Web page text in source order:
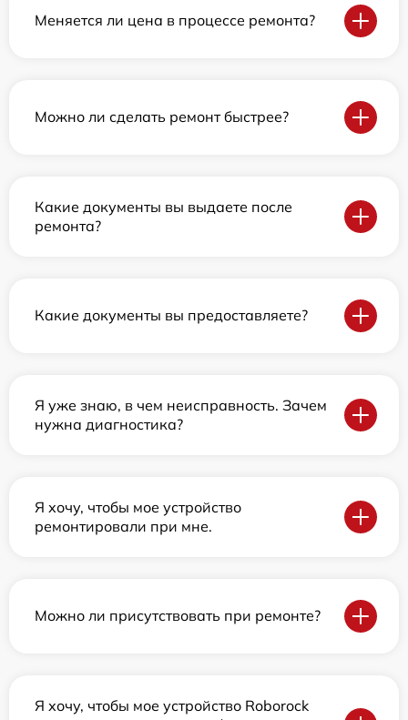
Меняется ли цена в процессе ремонта?
Можно ли сделать ремонт быстрее?
Какие документы вы выдаете после
ремонта?
Какие документы вы предоставляете?
Я уже знаю, в чем неисправность. Зачем
нужна диагностика?
Я хочу, чтобы мое устройство
ремонтировали при мне.
Можно ли присутствовать при ремонте?
Я хочу, чтобы мое устройство Roborock